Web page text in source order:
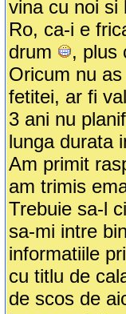
vina cu noi si
Ro, ca-i e
drum
, plus
Oricum nu
fetitei, ar fi
3 ani nu
lunga durata
Am primit
am trimis
Trebuie sa-l
sa-mi intre
informatiile
cu titlu de
de scos de